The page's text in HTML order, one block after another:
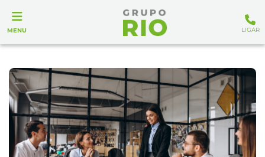
MENU LIGAR